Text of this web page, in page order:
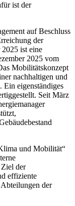
ist der
auf Beschluss
der
ist eine
2025 vom
Mobilitätskonzept
nachhaltigen und
eigenständiges
Seit März
und Mobilität“
der
effiziente
der